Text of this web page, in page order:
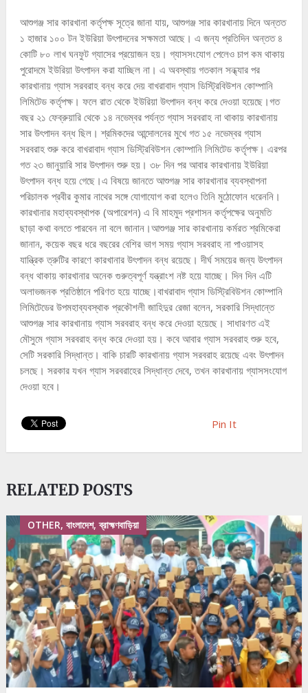
আশুগঞ্জ সার কারখানা কর্তৃপক্ষ সূত্রে জানা যায়, আশুগঞ্জ সার কারখানায় দিনে অন্তত
১ হাজার ১০০ টন ইউরিয়া উৎপাদনের সক্ষমতা আছে। এ জন্য প্রতিদিন অন্তত ৪
কোটি ৮০ লাখ ঘনফুট গ্যাসের প্রয়োজন হয়। গ্যাসসংযোগ পেলেও চাপ কম থাকায়
পুরোদমে ইউরিয়া উৎপাদন করা যাচ্ছিল না। এ অবস্থায় গতকাল সন্ধ্যার পর
কারখানায় গ্যাস সরবরাহ বন্ধ করে দেয় বাখরাবাদ গ্যাস ডিস্ট্রিবিউশন কোম্পানি
লিমিটেড কর্তৃপক্ষ। ফলে রাত থেকে ইউরিয়া উৎপাদন বন্ধ করে দেওয়া হয়েছে।গত
বছর ২১ ফেব্রুয়ারি থেকে ১৪ নভেম্বর পর্যন্ত গ্যাস সরবরাহ না থাকায় কারখানায়
সার উৎপাদন বন্ধ ছিল। শ্রমিকদের আন্দোলনের মুখে গত ১৫ নভেম্বর গ্যাস
সরবরাহ শুরু করে বাখরাবাদ গ্যাস ডিস্ট্রিবিউশন কোম্পানি লিমিটেড কর্তৃপক্ষ। এরপর
গত ২৩ জানুয়ারি সার উৎপাদন শুরু হয়। ৩৮ দিন পর আবার কারখানায় ইউরিয়া
উৎপাদন বন্ধ হয়ে গেছে।এ বিষয়ে জানতে আশুগঞ্জ সার কারখানার ব্যবস্থাপনা
পরিচালক প্রবীর কুমার নাথের সঙ্গে যোগাযোগ করা হলেও তিনি মুঠোফোন ধরেননি।
কারখানার মহাব্যবস্থাপক (অপারেশন) এ বি মাহমুদ প্রশাসন কর্তৃপক্ষের অনুমতি
ছাড়া কথা বলতে পারবেন না বলে জানান।আশুগঞ্জ সার কারখানায় কর্মরত শ্রমিকেরা
জানান, কয়েক বছর ধরে বছরের বেশির ভাগ সময় গ্যাস সরবরাহ না পাওয়াসহ
যান্ত্রিক ত্রুটির কারণে কারখানার উৎপাদন বন্ধ রয়েছে। দীর্ঘ সময়ের জন্য উৎপাদন
বন্ধ থাকায় কারখানার অনেক গুরুত্বপূর্ণ যন্ত্রাংশ নষ্ট হয়ে যাচ্ছে। দিন দিন এটি
অলাভজনক প্রতিষ্ঠানে পরিণত হয়ে যাচ্ছে‌।বাখরাবাদ গ্যাস ডিস্ট্রিবিউশন কোম্পানি
লিমিটেডের উপমহাব্যবস্থাক প্রকৌশলী জাহিদুর রেজা বলেন, সরকারি সিদ্ধান্তে
আশুগঞ্জ সার কারখানায় গ্যাস সরবরাহ বন্ধ করে দেওয়া হয়েছে। সাধারণত এই
মৌসুমে গ্যাস সরবরাহ বন্ধ করে দেওয়া হয়। কবে আবার গ্যাস সরবরাহ শুরু হবে,
সেটি সরকারি সিদ্ধান্ত। বাকি চারটি কারখানায় গ্যাস সরবরাহ রয়েছে এবং উৎপাদন
চলছে। সরকার যখন গ্যাস সরবরাহের সিদ্ধান্ত দেবে, তখন কারখানায় গ্যাসসংযোগ
দেওয়া হবে।
Pin It
RELATED POSTS
OTHER, বাংলাদেশ, ব্রাহ্মণবাড়িয়া